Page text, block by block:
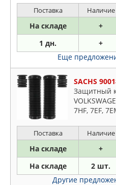
LAND ROVER
LEX
LYNXAUTO
MASUMA
MAZDA
MERCEDES
METACO
METALCAUCHO
MEYLE
MILES
MITSUBISHI
Subaru
Suzuki
Toyota
VW
Volvo
Поставка Наличие
На складе +
1 дн. +
Еще
SACHS
Защитный
7HF, 7EF,
7EA, 7EH)
Поставка Наличие
На складе +
На складе 2 шт.
Другие